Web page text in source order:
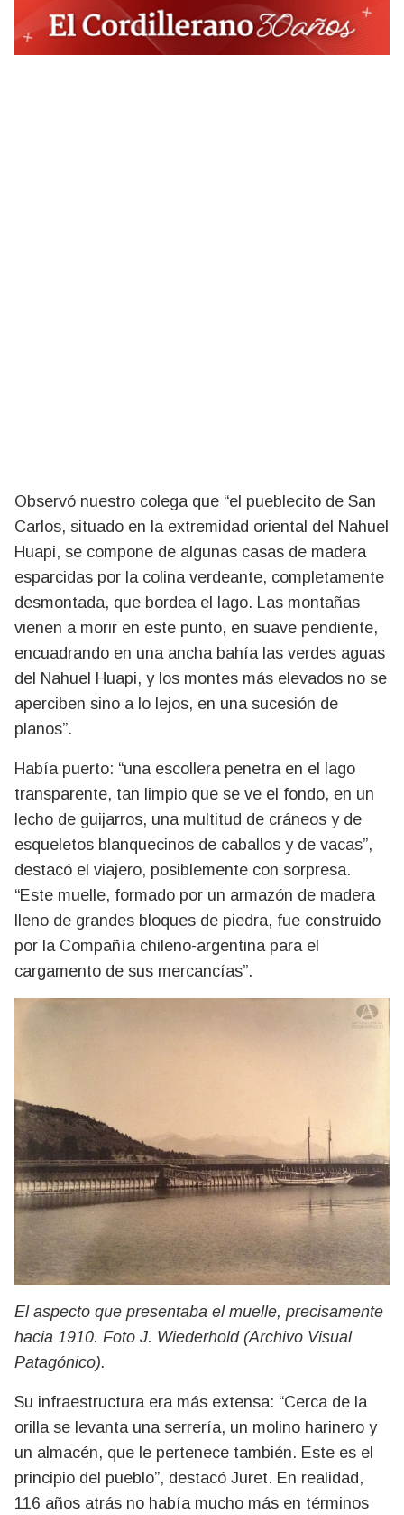
Observó nuestro colega que “el pueblecito de San
Carlos, situado en la extremidad oriental del Nahuel
Huapi, se compone de algunas casas de madera
esparcidas por la colina verdeante, completamente
desmontada, que bordea el lago. Las montañas
vienen a morir en este punto, en suave pendiente,
encuadrando en una ancha bahía las verdes aguas
del Nahuel Huapi, y los montes más elevados no se
aperciben sino a lo lejos, en una sucesión de
planos”.
Había puerto: “una escollera penetra en el lago
transparente, tan limpio que se ve el fondo, en un
lecho de guijarros, una multitud de cráneos y de
esqueletos blanquecinos de caballos y de vacas”,
destacó el viajero, posiblemente con sorpresa.
“Este muelle, formado por un armazón de madera
lleno de grandes bloques de piedra, fue construido
por la Compañía chileno-argentina para el
cargamento de sus mercancías”.
El aspecto que presentaba el muelle, precisamente
hacia 1910. Foto J. Wiederhold (Archivo Visual
Patagónico).
Su infraestructura era más extensa: “Cerca de la
orilla se levanta una serrería, un molino harinero y
un almacén, que le pertenece también. Este es el
principio del pueblo”, destacó Juret. En realidad,
116 años atrás no había mucho más en términos